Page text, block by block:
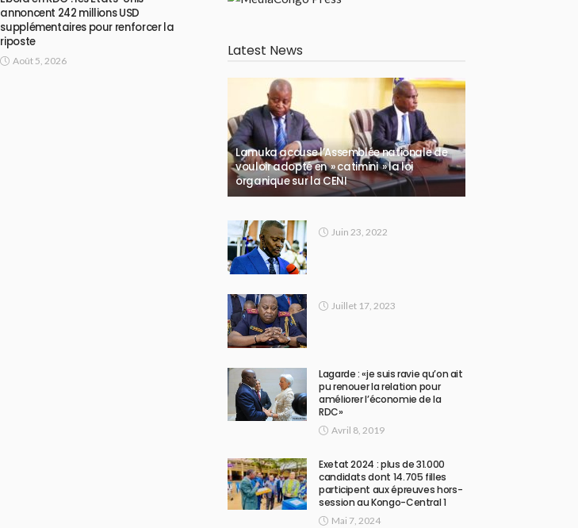
annoncent 242 millions USD
supplémentaires pour renforcer la
riposte
Août 5, 2026
Latest News
Lamuka accuse l’Assemblée nationale de
vouloir adopté en » catimini » la loi
organique sur la CENI
Juin 23, 2022
Juillet 17, 2023
Lagarde : «je suis ravie qu’on ait
pu renouer la relation pour
améliorer l’économie de la
RDC»
Avril 8, 2019
Exetat 2024 : plus de 31.000
candidats dont 14.705 filles
participent aux épreuves hors-
session au Kongo-Central 1
Mai 7, 2024